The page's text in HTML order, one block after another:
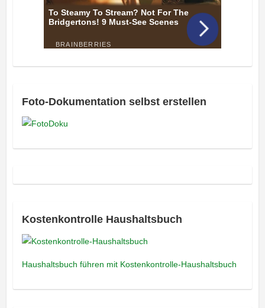
Foto-Dokumentation selbst erstellen
Kostenkontrolle Haushaltsbuch
Haushaltsbuch führen mit Kostenkontrolle-Haushaltsbuch